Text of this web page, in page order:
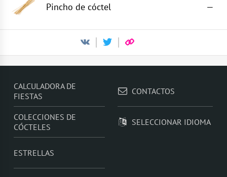
Pincho de cóctel —
CALCULADORA DE
FIESTAS
COLECCIONES DE
CÓCTELES
ESTRELLAS
CONTACTOS
SELECCIONAR IDIOMA